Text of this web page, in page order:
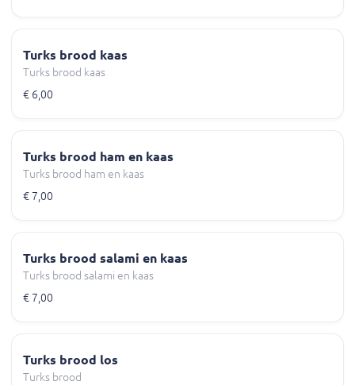
Turks brood kaas
Turks brood kaas
€ 6,00
Turks brood ham en kaas
Turks brood ham en kaas
€ 7,00
Turks brood salami en kaas
Turks brood salami en kaas
€ 7,00
Turks brood los
Turks brood